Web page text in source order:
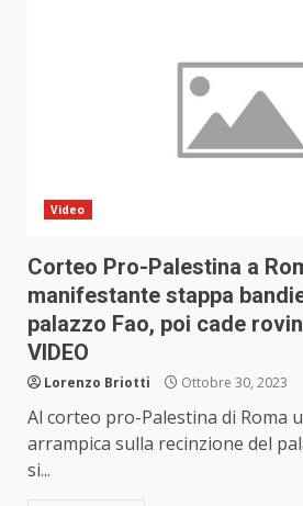
Video
Corteo Pro-Palestina a
manifestante stappa
palazzo Fao, poi cade
VIDEO
Lorenzo Briotti Ottobre 30, 2023
Al corteo pro-Palestina di Roma
arrampica sulla recinzione del
si...